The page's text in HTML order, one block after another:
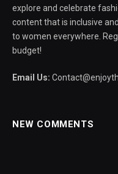
explore and celebrate
content that is inclusive
to women everywhere.
budget!
Email Us:
NEW COMMENTS